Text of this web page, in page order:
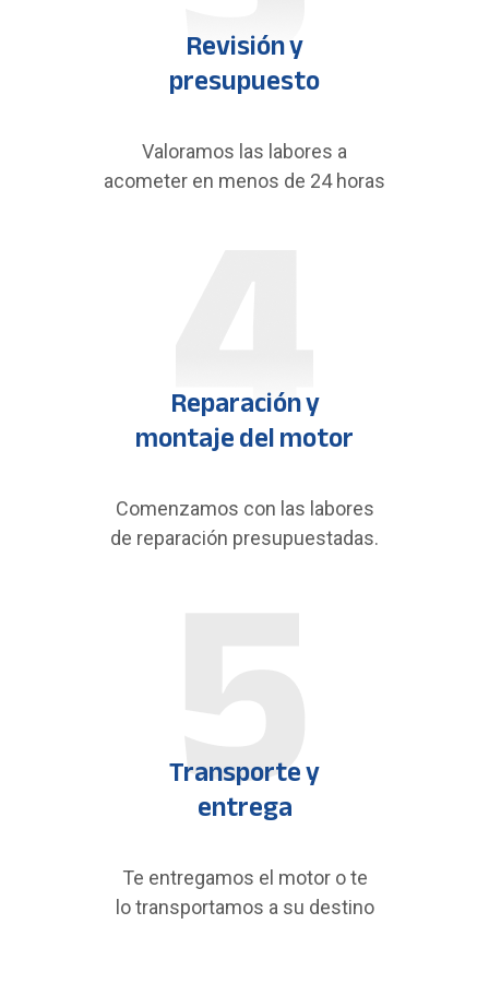
Revisión y
presupuesto
Valoramos las labores a
acometer en menos de 24 horas
Reparación y
montaje del motor
Comenzamos con las labores
de reparación presupuestadas.
Transporte y
entrega
Te entregamos el motor o te
lo transportamos a su destino